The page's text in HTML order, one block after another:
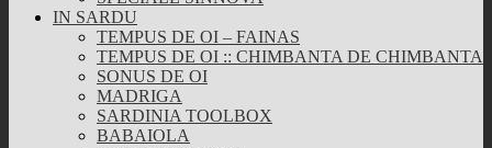
IN SARDU
TEMPUS DE OI – FAINAS
TEMPUS DE OI :: CHIMBANTA DE CHIMBANTA
SONUS DE OI
MADRIGA
SARDINIA TOOLBOX
BABAIOLA